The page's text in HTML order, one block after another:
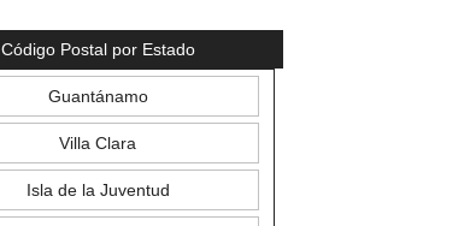
Código Postal por Estado
Guantánamo
Villa Clara
Isla de la Juventud